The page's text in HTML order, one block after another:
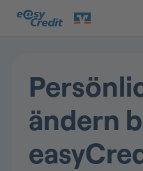
ändern